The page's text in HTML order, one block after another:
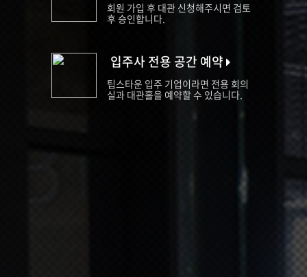
회원 가입 후 대관 신청해주시면 검토
후 승인합니다.
입주사 전용 공간 예약
팁스타운 입주 기업이라면 전용 회의
실과 대관홀을 예약할 수 있습니다.